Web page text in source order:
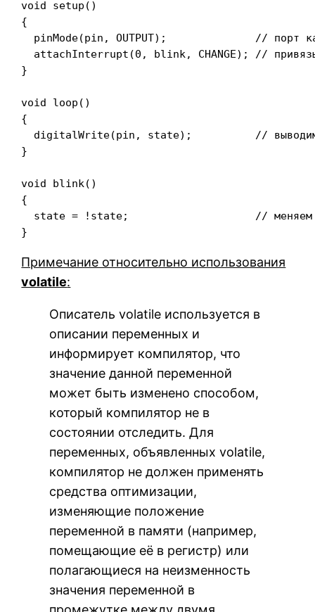
void setup()
{
  pinMode(pin, OUTPUT);	             // порт как выход
attachInterrupt(0, blink, CHANGE); //
}
void loop()
{
  digitalWrite(pin, state); 	     // выводим state
}
void blink()
{
  state = !state; 		     // меняем значение на противоположное
Примечание относительно использования
volatile:
Описатель volatile используется в
описании переменных и
информирует компилятор, что
значение данной переменной
может быть изменено способом,
который компилятор не в
состоянии отследить. Для
переменных, объявленных volatile,
компилятор не должен применять
средства оптимизации,
изменяющие положение
переменной в памяти (например,
помещающие её в регистр) или
полагающиеся на неизменность
значения переменной в